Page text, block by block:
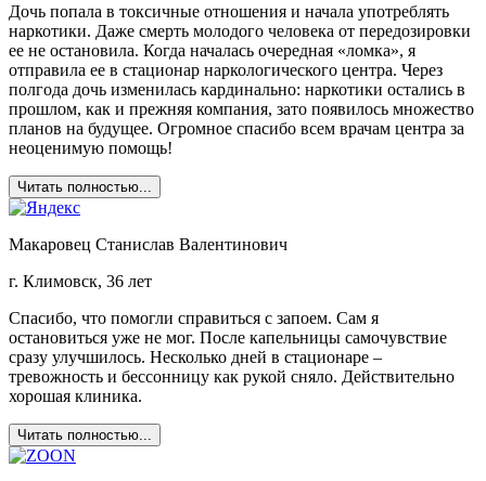
Дочь попала в токсичные отношения и начала употреблять
наркотики. Даже смерть молодого человека от передозировки
ее не остановила. Когда началась очередная «ломка», я
отправила ее в стационар наркологического центра. Через
полгода дочь изменилась кардинально: наркотики остались в
прошлом, как и прежняя компания, зато появилось множество
планов на будущее. Огромное спасибо всем врачам центра за
неоценимую помощь!
Читать полностью...
Макаровец Станислав Валентинович
г. Климовск, 36 лет
Спасибо, что помогли справиться с запоем. Сам я
остановиться уже не мог. После капельницы самочувствие
сразу улучшилось. Несколько дней в стационаре –
тревожность и бессонницу как рукой сняло. Действительно
хорошая клиника.
Читать полностью...